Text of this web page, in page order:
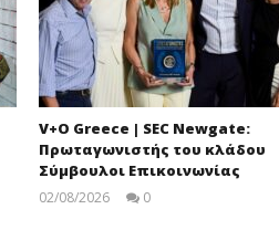
V+O Greece | SEC Newgate:
Πρωταγωνιστής του κλάδου
Σύμβουλοι Επικοινωνίας
02/08/2026
0